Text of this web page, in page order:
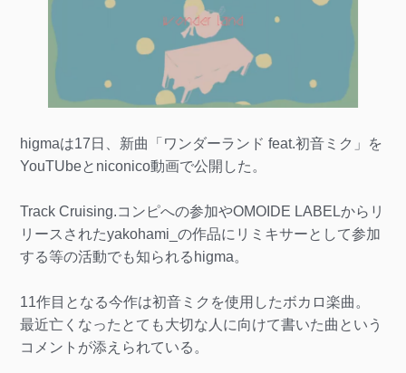
higmaは17日、新曲「ワンダーランド feat.初音ミク」を
YouTUbeとniconico動画で公開した。
Track Cruising.コンピへの参加やOMOIDE LABELからリ
リースされたyakohami_の作品にリミキサーとして参加
する等の活動でも知られるhigma。
11作目となる今作は初音ミクを使用したボカロ楽曲。
最近亡くなったとても大切な人に向けて書いた曲という
コメントが添えられている。